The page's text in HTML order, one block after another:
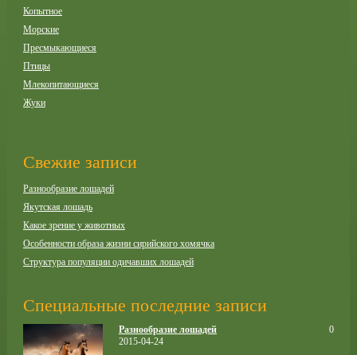
Копытное
Морские
Пресмыкающиеся
Птицы
Млекопитающиеся
Жуки
Свежие записи
Разнообразие лошадей
Якутская лошадь
Какое зрение у животных
Особенности образа жизни сирийского хомячка
Структура популяции одичавших лошадей
Специальные последние записи
Разнообразие лошадей
2015-04-24
0